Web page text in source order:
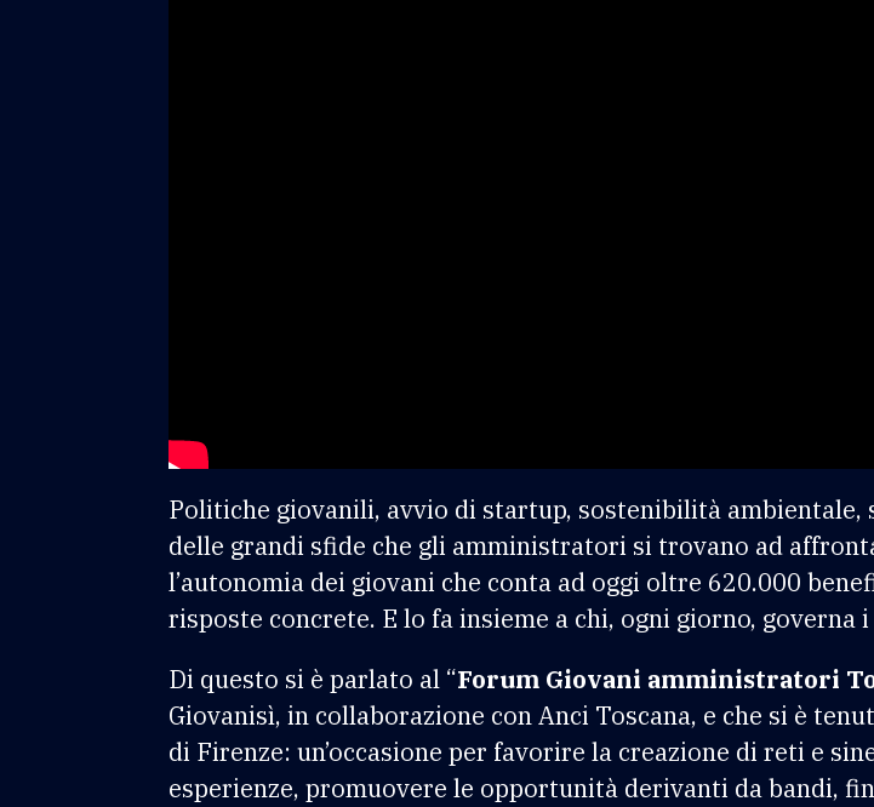
Politiche giovanili, avvio di startup, sostenibilità ambientale,
delle grandi sfide che gli amministratori si trovano ad
l’autonomia dei giovani che conta ad oggi oltre 620.000
risposte concrete. E lo fa insieme a chi, ogni giorno,
Di questo si è parlato al “Forum Giovani amministratori
Giovanisì, in collaborazione con Anci Toscana, e che si è
di Firenze: un’occasione per favorire la creazione di reti e
esperienze, promuovere le opportunità derivanti da bandi,